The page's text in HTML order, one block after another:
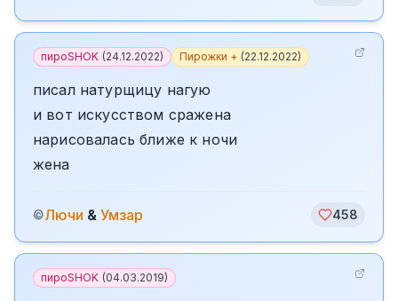
пироSHOK (24.12.2022) Пирожки + (22.12.2022)
писал натурщицу нагую
и вот искусством сражена
нарисовалась ближе к ночи
жена
©Лючи & Умзар 458
пироSHOK (04.03.2019)